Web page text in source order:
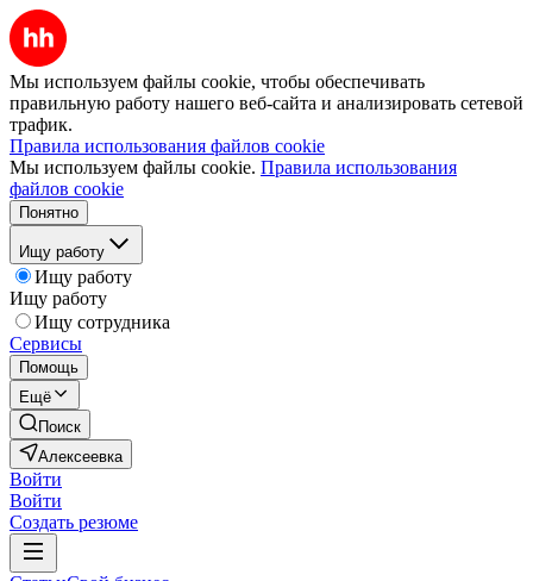
Мы используем файлы cookie, чтобы обеспечивать
правильную работу нашего веб-сайта и анализировать сетевой
трафик.
Правила использования файлов cookie
Мы используем файлы cookie. Правила использования
файлов cookie
Понятно
Ищу работу
Ищу работу
Ищу работу
Ищу сотрудника
Сервисы
Помощь
Ещё
Поиск
Алексеевка
Войти
Войти
Создать резюме